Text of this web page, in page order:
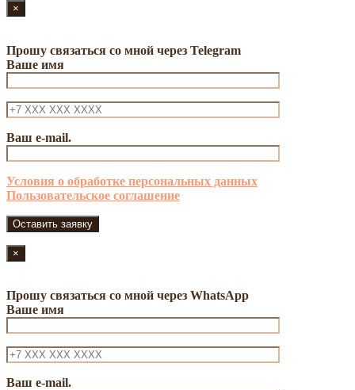
×
Прошу связаться со мной через Telegram
Ваше имя
Ваш e-mail.
Условия о обработке персональных данных
Пользовательское соглашение
×
Прошу связаться со мной через WhatsApp
Ваше имя
Ваш e-mail.